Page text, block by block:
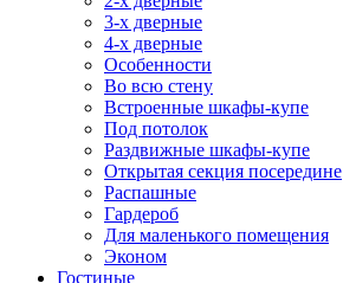
3-х дверные
4-х дверные
Особенности
Во всю стену
Встроенные шкафы-купе
Под потолок
Раздвижные шкафы-купе
Открытая секция посередине
Распашные
Гардероб
Для маленького помещения
Эконом
Гостиные